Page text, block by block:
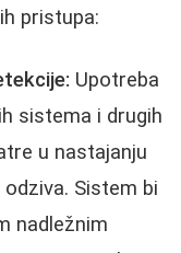
pristupa:
Upotreba
sistema i drugih
u nastajanju
Sistem bi
nadležnim